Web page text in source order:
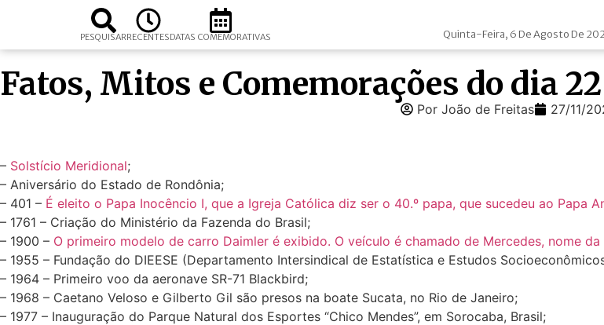
PESQUISARRECENTESDATAS COMEMORATIVAS Quinta-Feira, 6 De Agosto De
Fatos, Mitos e Comemorações do dia
Por João de Freitas 27/11/
– Solstício Meridional;
– Aniversário do Estado de Rondônia;
– 401 – É eleito o Papa Inocêncio I, que a Igreja Católica diz ser o 40.º papa, que sucedeu ao Papa
– 1761 – Criação do Ministério da Fazenda do Brasil;
– 1900 – O primeiro modelo de carro Daimler é exibido. O veículo é chamado de Mercedes, nome
– 1955 – Fundação do DIEESE (Departamento Intersindical de Estatística e Estudos
– 1964 – Primeiro voo da aeronave SR-71 Blackbird;
– 1968 – Caetano Veloso e Gilberto Gil são presos na boate Sucata, no Rio de Janeiro;
– 1977 – Inauguração do Parque Natural dos Esportes “Chico Mendes”, em Sorocaba, Brasil;